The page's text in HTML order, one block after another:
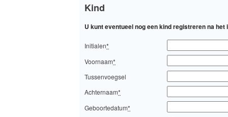
Kind
U kunt eventueel nog een kind registreren na
Initialen*
Voornaam*
Tussenvoegsel
Achternaam*
Geboortedatum*